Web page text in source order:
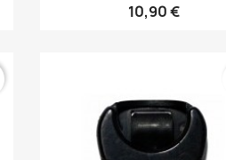
10,90 €